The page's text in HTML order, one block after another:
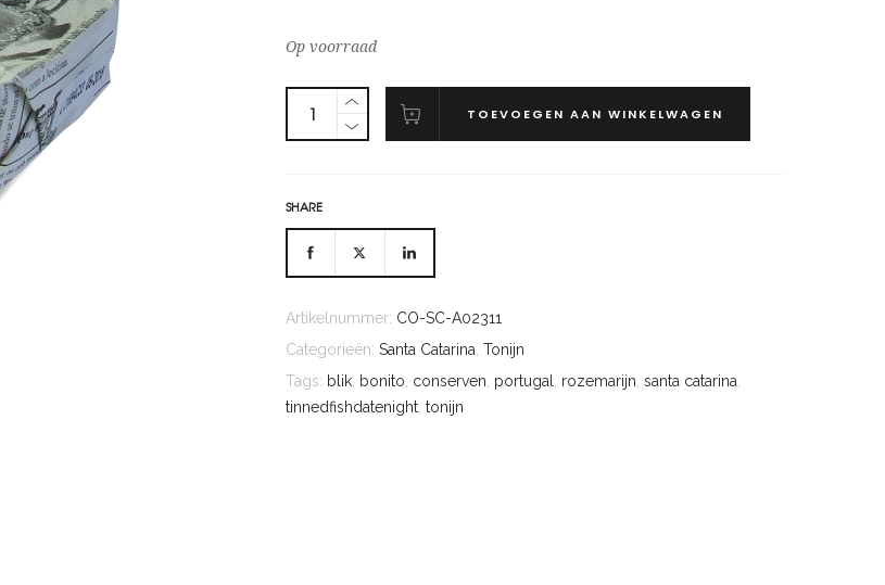
Op voorraad
TOEVOEGEN AAN WINKELWAGEN
SHARE
Artikelnummer: CO-SC-A02311
Categorieën: Santa Catarina Tonijn
Tags: blik, bonito conserven portugal rozemarijn santa catarina
tinnedfishdatenight, tonijn